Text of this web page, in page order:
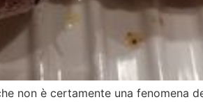
non è certamente una fenomena